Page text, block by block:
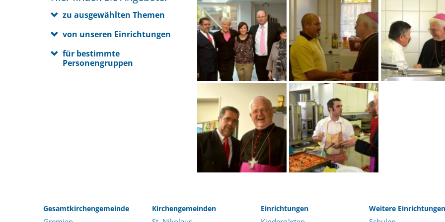
zu ausgewählten Themen
von unseren Einrichtungen
für bestimmte
Personengruppen
Gesamtkirchengemeinde Kirchengemeinden Einrichtungen Weitere